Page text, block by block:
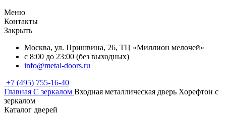
Меню
Контакты
Закрыть
Москва, ул. Пришвина, 26, ТЦ «Миллион мелочей»
с 8:00 до 23:00 (без выходных)
info@metal-doors.ru
+7 (495) 755-16-40
Главная С зеркалом Входная металлическая дверь Хорефтон с
зеркалом
Каталог дверей